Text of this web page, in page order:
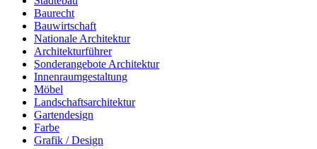
Baurecht
Bauwirtschaft
Nationale Architektur
Architekturführer
Sonderangebote Architektur
Innenraumgestaltung
Möbel
Landschaftsarchitektur
Gartendesign
Farbe
Grafik / Design